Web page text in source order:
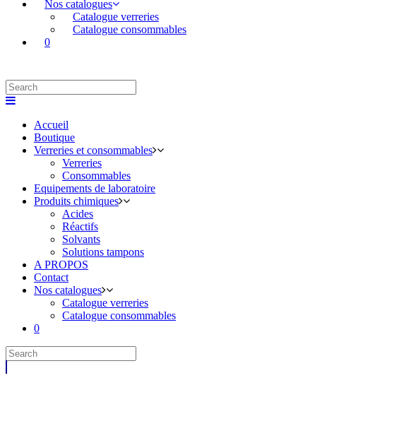
Nos catalogues
Catalogue verreries
Catalogue consommables
0
Accueil
Boutique
Verreries et consommables
Verreries
Consommables
Equipements de laboratoire
Produits chimiques
Acides
Réactifs
Solvants
Solutions tampons
A PROPOS
Contact
Nos catalogues
Catalogue verreries
Catalogue consommables
0